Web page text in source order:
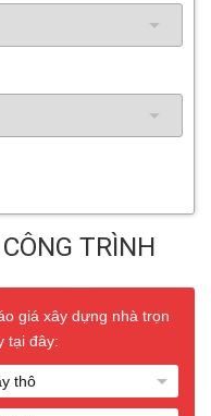
TRÌNH
giá xây dựng nhà trọn
tại đây: